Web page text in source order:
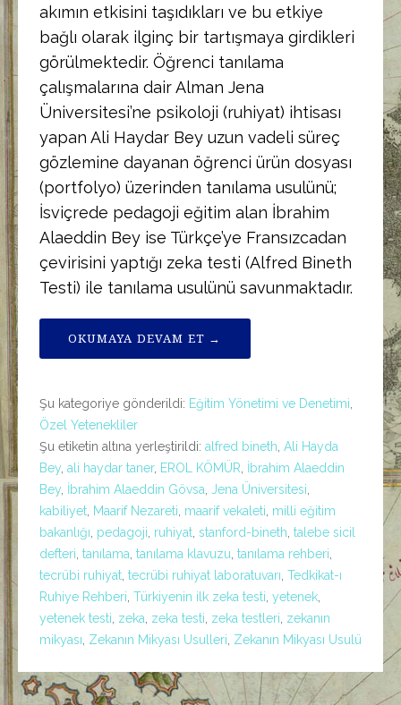
akımın etkisini taşıdıkları ve bu etkiye
bağlı olarak ilginç bir tartışmaya girdikleri
görülmektedir. Öğrenci tanılama
çalışmalarına dair Alman Jena
Üniversitesi’ne psikoloji (ruhiyat) ihtisası
yapan Ali Haydar Bey uzun vadeli süreç
gözlemine dayanan öğrenci ürün dosyası
(portfolyo) üzerinden tanılama usulünü;
İsviçrede pedagoji eğitim alan İbrahim
Alaeddin Bey ise Türkçe’ye Fransızcadan
çevirisini yaptığı zeka testi (Alfred Bineth
Testi) ile tanılama usulünü savunmaktadır.
OKUMAYA DEVAM ET →
Şu kategoriye gönderildi: Eğitim Yönetimi ve Denetimi
Özel Yetenekliler
Şu etiketin altına yerleştirildi: alfred bineth Ali Hayda
Bey ali haydar taner, EROL KÖMÜR İbrahim Alaeddin
Bey İbrahim Alaeddin Gövsa Jena Üniversitesi
kabiliyet Maarif Nezareti maarif vekaleti milli eğitim
bakanlığı pedagoji ruhiyat stanford-bineth talebe sicil
defteri tanılama tanılama klavuzu tanılama rehberi
tecrübi ruhiyat tecrübi ruhiyat laboratuvarı Tedkikat-ı
Ruhiye Rehberi Türkiyenin ilk zeka testi yetenek
yetenek testi zeka zeka testi zeka testleri zekanın
mikyası Zekanın Mikyası Usulleri Zekanın Mikyası Usulü